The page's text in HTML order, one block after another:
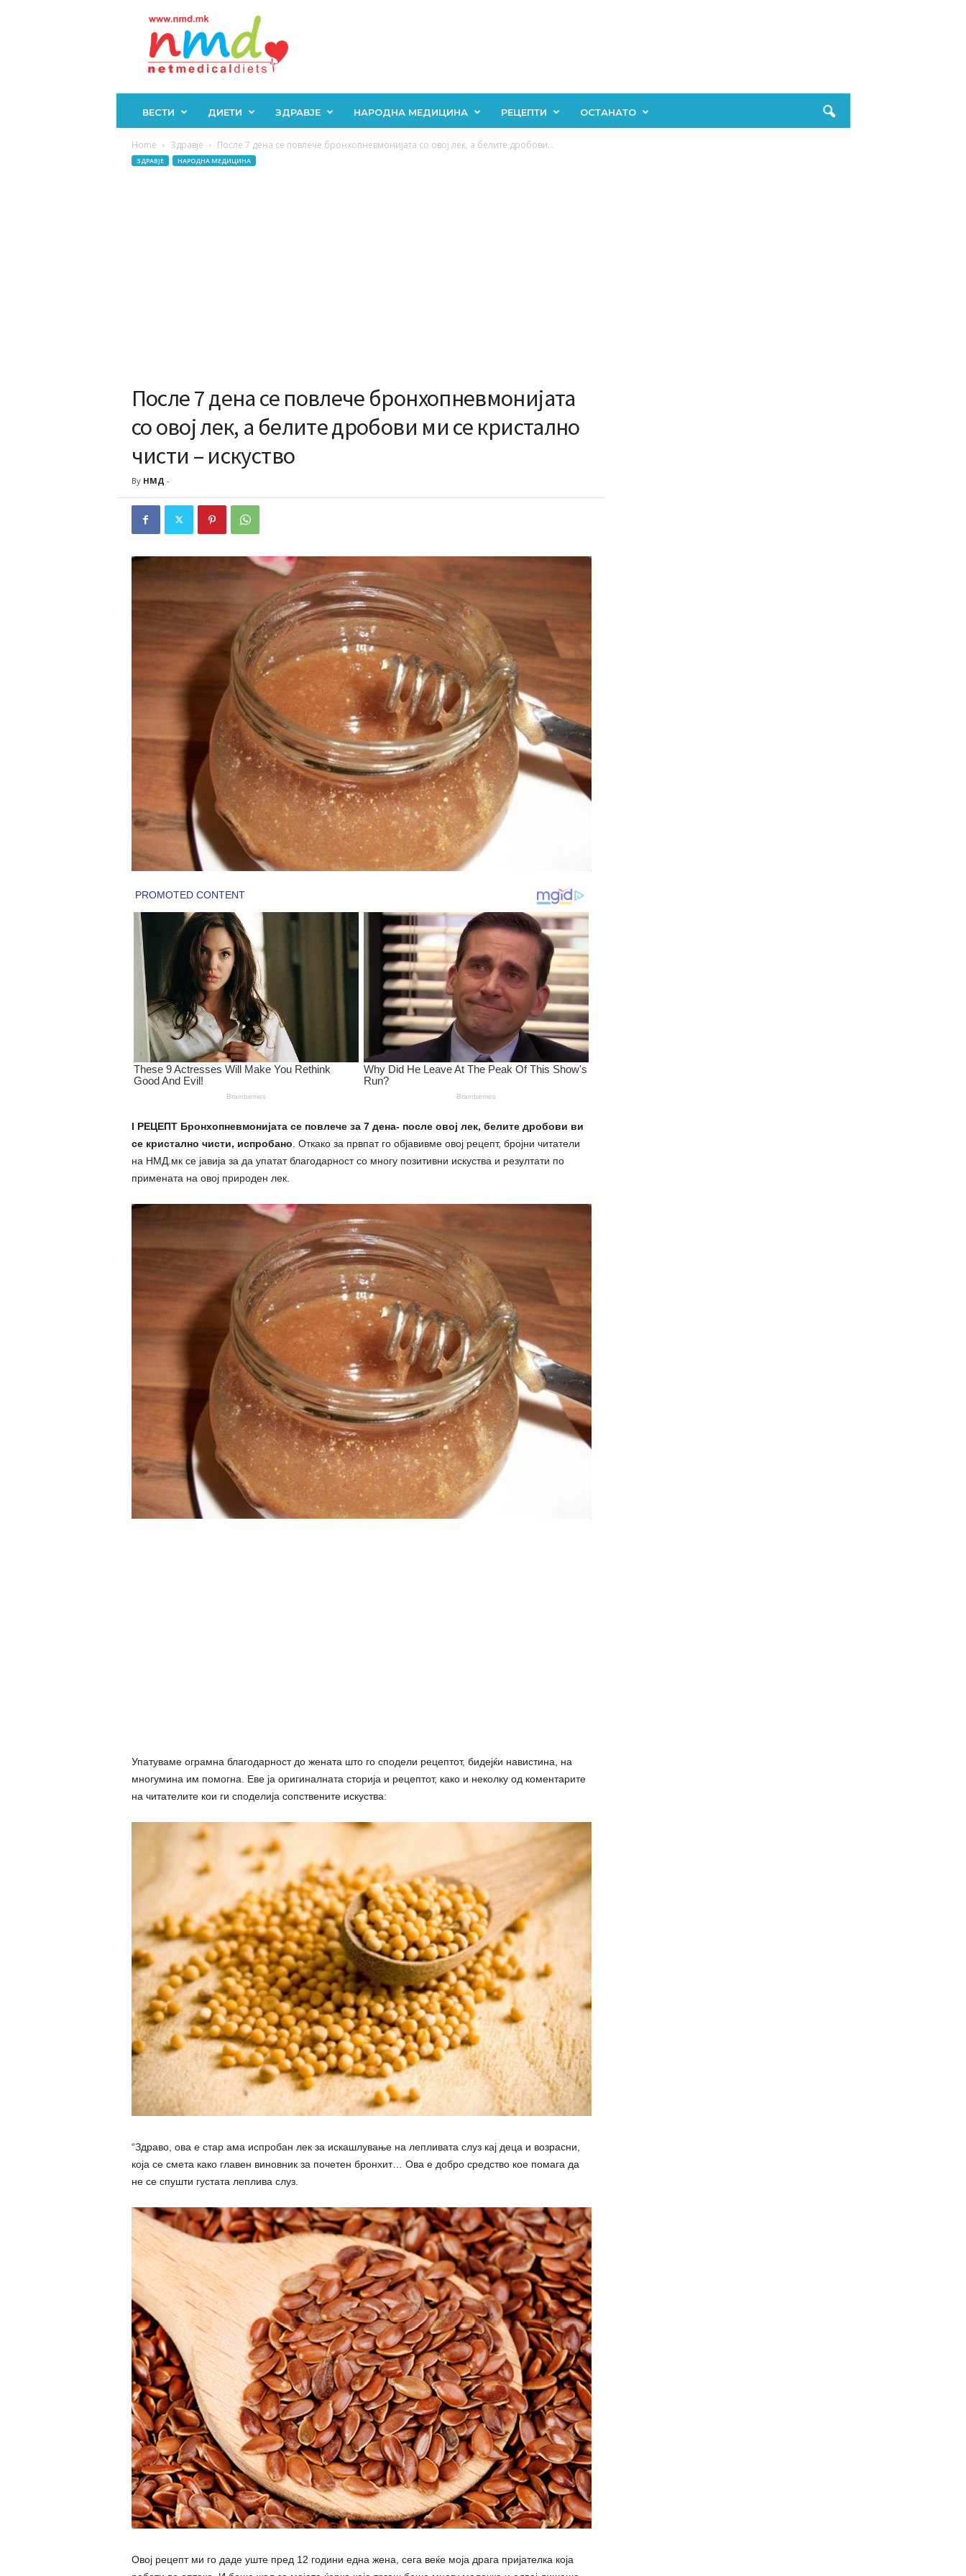
ВЕСТИ ДИЕТИ ЗДРАВЈЕ НАРОДНА МЕДИЦИНА РЕЦЕПТИ ОСТАНАТО
Home Здравје После 7 дена се повлече бронхопневмонијата со овој лек, а белите дробови...
ЗДРАВЈЕ НАРОДНА МЕДИЦИНА
После 7 дена се повлече бронхопневмонијата
со овој лек, а белите дробови ми се кристално
чисти – искуство
By НМД -
I РЕЦЕПТ Бронхопневмонијата се повлече за 7 дена- после овој лек, белите дробови ви
се кристално чисти, испробано . Откако за првпат го објавивме овој рецепт, бројни читатели
на НМД.мк се јавија за да упатат благодарност со многу позитивни искуства и резултати по
примената на овој природен лек.
Упатуваме ограмна благодарност до жената што го сподели рецептот, бидејќи навистина, на
многумина им помогна. Еве ја оригиналната сторија и рецептот, како и неколку од коментарите
на читателите кои ги споделија сопствените искуства:
“Здраво, ова е стар ама испробан лек за искашлување на лепливата слуз кај деца и возрасни,
која се смета како главен виновник за почетен бронхит… Ова е добро средство кое помага да
не се спушти густата леплива слуз.
Овој рецепт ми го даде уште пред 12 години една жена, сега веќе моја драга пријателка која